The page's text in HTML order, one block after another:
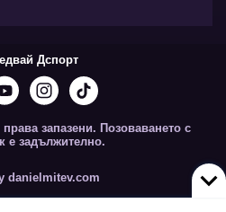
Дспорт
запазени. Позоваването с
е задължително.
danielmitev.com